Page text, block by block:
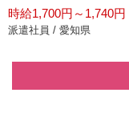
時給1,700円～1,740円
派遣社員 / 愛知県